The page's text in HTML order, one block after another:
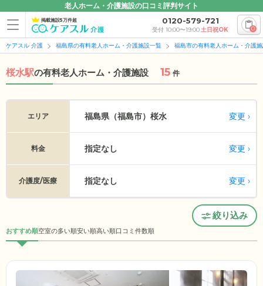
老人ホーム・介護施設の口コミ評判サイト
掲載施設5万件超 0120-579-721
受付 10:00〜19:00土日祝OK 0
ケアスル 介護 福島県の有料老人ホーム・介護施設一覧 福島市の有料老人ホーム・介護
桜水駅の有料老人ホーム・介護施設 15 件
エリア 福島県（福島市） 桜水 変更
料金 指定なし 変更
介護度/医療 指定なし 変更
絞り込み
おすすめ順空室の多い順安い順高い順口コミ件数順